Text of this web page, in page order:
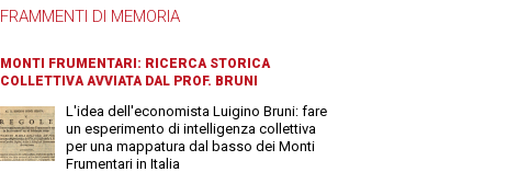
FRAMMENTI DI MEMORIA
MONTI FRUMENTARI: RICERCA STORICA
COLLETTIVA AVVIATA DAL PROF. BRUNI
L'idea dell'economista Luigino Bruni: fare
un esperimento di intelligenza collettiva
per una mappatura dal basso dei Monti
Frumentari in Italia